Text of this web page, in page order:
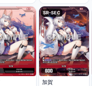
SR-SEC
加賀